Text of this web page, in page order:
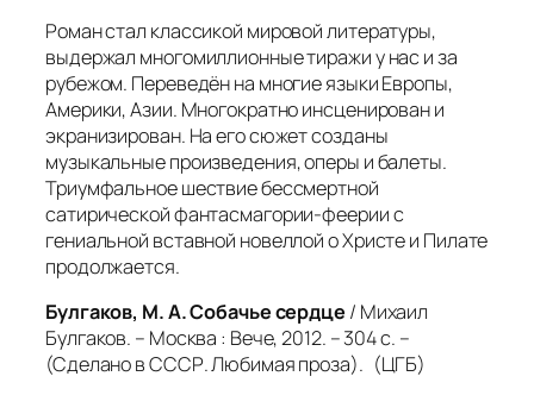
Роман стал классикой мировой литературы,
выдержал многомиллионные тиражи у нас и за
рубежом. Переведён на многие языки Европы,
Америки, Азии. Многократно инсценирован и
экранизирован. На его сюжет созданы
музыкальные произведения, оперы и балеты.
Триумфальное шествие бессмертной
сатирической фантасмагории-феерии с
гениальной вставной новеллой о Христе и Пилате
продолжается.
Булгаков, М. А. Собачье сердце / Михаил
Булгаков. – Москва : Вече, 2012. – 304 с. –
(Сделано в СССР. Любимая проза). (ЦГБ)